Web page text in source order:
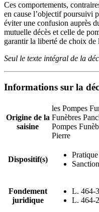
Ces comportements,
en cause l’objectif poursuivi
éviter une confusion auprès
mutuelle décès et celle de
garantir la liberté de choix de
Seul le texte intégral de la
Informations sur la
Origine de la
saisine
les Pompes
Funèbres
Pompes
Pierre
Dispositif(s)
Fondement
juridique
L. 464-3
L. 464-2